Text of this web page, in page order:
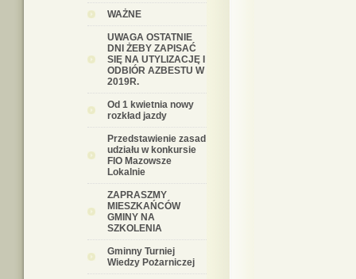
WAŻNE
UWAGA OSTATNIE
DNI ŻEBY ZAPISAĆ
SIĘ NA UTYLIZACJĘ I
ODBIÓR AZBESTU W
2019R.
Od 1 kwietnia nowy
rozkład jazdy
Przedstawienie zasad
udziału w konkursie
FIO Mazowsze
Lokalnie
ZAPRASZMY
MIESZKAŃCÓW
GMINY NA
SZKOLENIA
Gminny Turniej
Wiedzy Pożarniczej